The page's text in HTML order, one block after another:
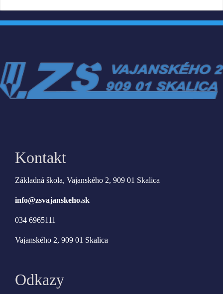
Kontakt
Základná škola, Vajanského 2, 909 01 Skalica
info@zsvajanskeho.sk
034 6965111
Vajanského 2, 909 01 Skalica
Odkazy